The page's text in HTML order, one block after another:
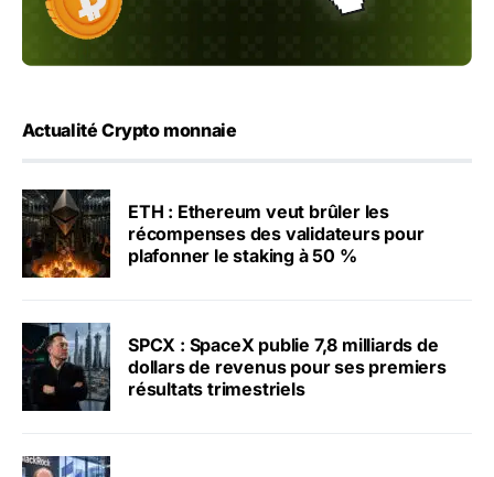
Actualité Crypto monnaie
ETH : Ethereum veut brûler les
récompenses des validateurs pour
plafonner le staking à 50 %
SPCX : SpaceX publie 7,8 milliards de
dollars de revenus pour ses premiers
résultats trimestriels